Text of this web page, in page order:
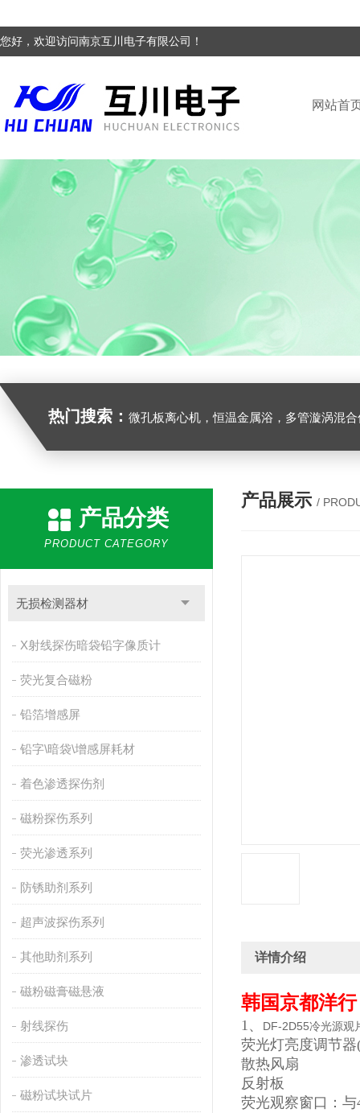
您好，欢迎访问南京互川电子有限公司！
网站首
热门搜索： 微孔板离心机，恒温金属浴，多管漩涡混合仪，梅毒旋转仪,红外线灭菌器，微孔板恒温振荡器，恒温混匀仪，水平摇床，牛奶抗生素恒
产品分类
PRODUCT CATEGORY
无损检测器材
X射线探伤暗袋铅字像质计
荧光复合磁粉
铅箔增感屏
铅字\暗袋\增感屏耗材
着色渗透探伤剂
磁粉探伤系列
荧光渗透系列
防锈助剂系列
超声波探伤系列
其他助剂系列
磁粉磁膏磁悬液
射线探伤
渗透试块
磁粉试块试片
产品展示 /
详情介绍
韩国京都洋
1、 DF-2D55冷光源观
荧光灯亮度调节器
散热风扇
反射板
荧光观察窗口：